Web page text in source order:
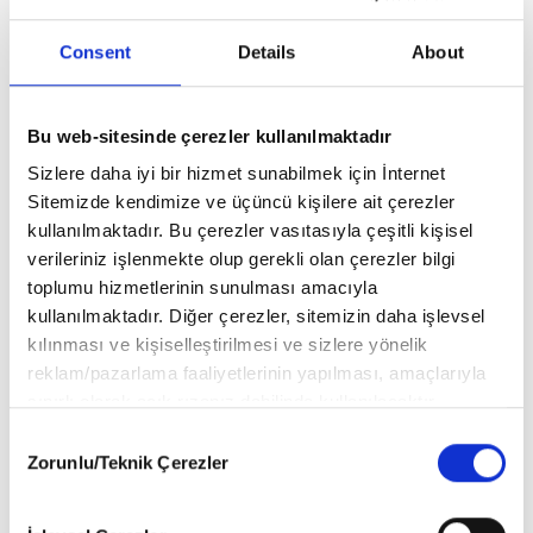
Consent Details About
Bu web-sitesinde çerezler kullanılmaktadır
Sizlere daha iyi bir hizmet sunabilmek için İnternet
Sitemizde kendimize ve üçüncü kişilere ait çerezler
kullanılmaktadır. Bu çerezler vasıtasıyla çeşitli kişisel
verileriniz işlenmekte olup gerekli olan çerezler bilgi
toplumu hizmetlerinin sunulması amacıyla
kullanılmaktadır. Diğer çerezler, sitemizin daha işlevsel
kılınması ve kişiselleştirilmesi ve sizlere yönelik
reklam/pazarlama faaliyetlerinin yapılması, amaçlarıyla
vasıtasıyla belirleyebilirsiniz. Çerezlere ilişkin detaylı bilgi
Çerez Bilgilendirme
Selection
Zorunlu/Teknik Çerezler
22 HAZIRAN - 23 TEMMUZ
YENGEÇ
24 TEMMUZ - 21 AĞUSTOS
ASLAN
22 AĞUSTOS - 23 EYLÜL